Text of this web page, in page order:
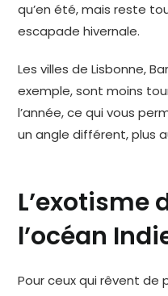
qu’en été, mais reste
escapade hivernale.
Les villes de Lisbonne,
exemple, sont moins
l’année, ce qui vous
un angle différent, plus
L’exotisme
l’océan
Pour ceux qui rêvent de